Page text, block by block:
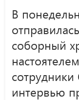
В
соборный
интервью